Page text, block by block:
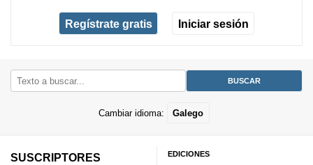
Regístrate gratis Iniciar sesión
Cambiar idioma: Galego
SUSCRIPTORES
EDICIONES